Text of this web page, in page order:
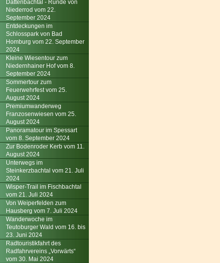
Dattenbachtal - Runde von
Niederrod vom 22.
September 2024
Entdeckungen im
Schlosspark von Bad
Homburg vom 22. September
2024
Kleine Wiesentour zum
Niedernhainer Hof vom 8.
September 2024
Sommertour zum
Feuerwehrfest vom 25.
August 2024
Premiumwanderweg
Franzosenwiesen vom 25.
August 2024
Panoramatour im Spessart
vom 8. September 2024
Zur Bodenroder Kerb vom 11.
August 2024
Unterwegs im
Steinkerzbachtal vom 21. Juli
2024
Wisper-Trail im Fischbachtal
vom 21. Juli 2024
Von Weiperfelden zum
Hausberg vom 7. Juli 2024
Wanderwoche im
Teutoburger Wald vom 16. bis
23. Juni 2024
Radtouristikfahrt des
Radfahrvereins „Vorwärts“
vom 30. Mai 2024